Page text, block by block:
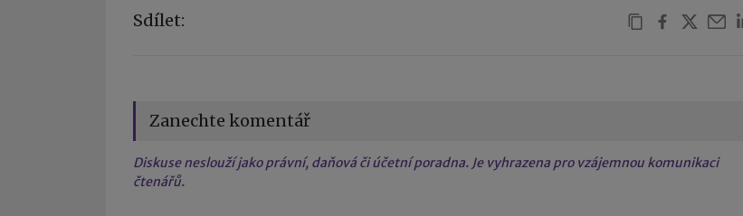
Sdílet:
Zanechte komentář
Diskuse neslouží jako právní, daňová či účetní poradna. Je vyhrazena pro vzájemnou komunikaci
čtenářů.